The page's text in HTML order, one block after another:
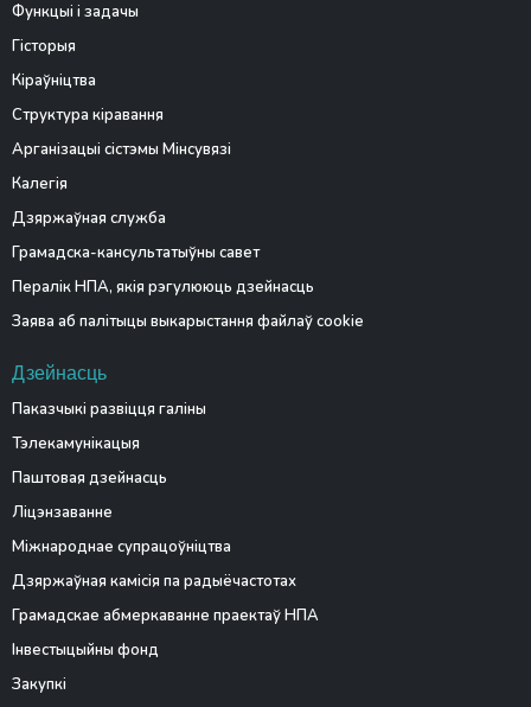
Функцыі і задачы
Гісторыя
Кіраўніцтва
Структура кіравання
Арганізацыі сістэмы Мінсувязі
Калегія
Дзяржаўная служба
Грамадска-кансультатыўны савет
Пералік НПА, якія рэгулююць дзейнасць
Заява аб палітыцы выкарыстання файлаў cookie
Дзейнасць
Паказчыкі развіцця галіны
Тэлекамунікацыя
Паштовая дзейнасць
Ліцэнзаванне
Міжнароднае супрацоўніцтва
Дзяржаўная камісія па радыёчастотах
Грамадскае абмеркаванне праектаў НПА
Інвестыцыйны фонд
Закупкі